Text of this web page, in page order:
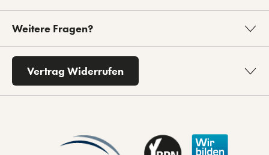
Weitere Fragen?
Vertrag Widerrufen